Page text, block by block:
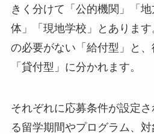
きく分けて「公的機関」「
体」「現地学校」とありま
の必要がない「給付型」と、
「貸付型」に分かれます。
それぞれに応募条件が設定
る留学期間やプログラム、